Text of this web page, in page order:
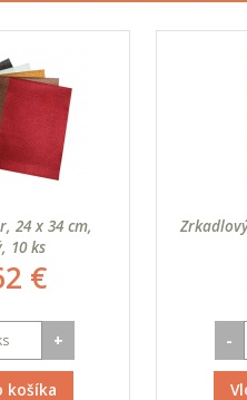
24 x 34 cm,
10 ks
€
+
košíka
-